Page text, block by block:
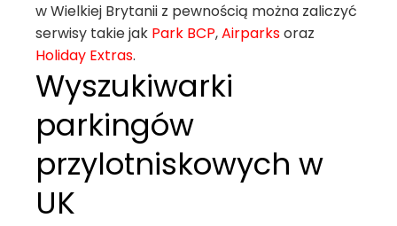
w Wielkiej Brytanii z pewnością można zaliczyć
serwisy takie jak Park BCP,Airparksoraz
Holiday Extras.
Wyszukiwarki
parkingów
przylotniskowych w
UK